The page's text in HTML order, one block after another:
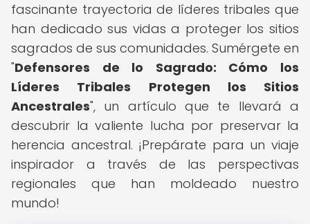
fascinante trayectoria de líderes tribales que
han dedicado sus vidas a proteger los sitios
sagrados de sus comunidades. Sumérgete en
"Defensores de lo Sagrado: Cómo los
Líderes Tribales Protegen los Sitios
Ancestrales", un artículo que te llevará a
descubrir la valiente lucha por preservar la
herencia ancestral. ¡Prepárate para un viaje
inspirador a través de las perspectivas
regionales que han moldeado nuestro
mundo!